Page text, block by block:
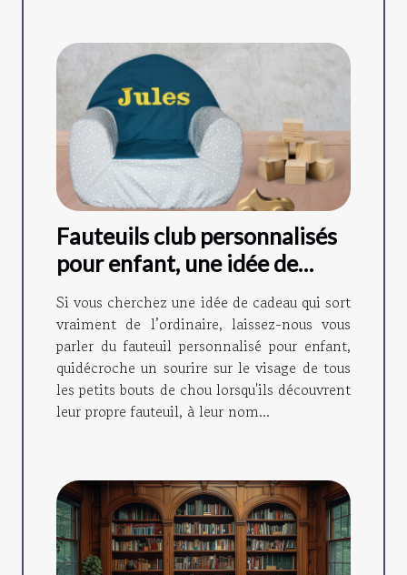
Fauteuils club personnalisés
pour enfant, une idée de
cadeau originale !
Si vous cherchez une idée de cadeau qui sort
vraiment de l’ordinaire, laissez-nous vous
parler du fauteuil personnalisé pour enfant,
quidécroche un sourire sur le visage de tous
les petits bouts de chou lorsqu'ils découvrent
leur propre fauteuil, à leur nom...